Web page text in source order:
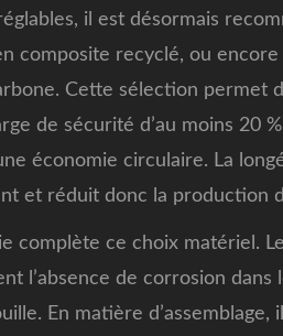
il est désormais
composite recyclé, ou
Cette sélection permet
de sécurité d’au moins 20
économie circulaire. La
et réduit donc la production
complète ce choix matériel.
l’absence de corrosion
En matière